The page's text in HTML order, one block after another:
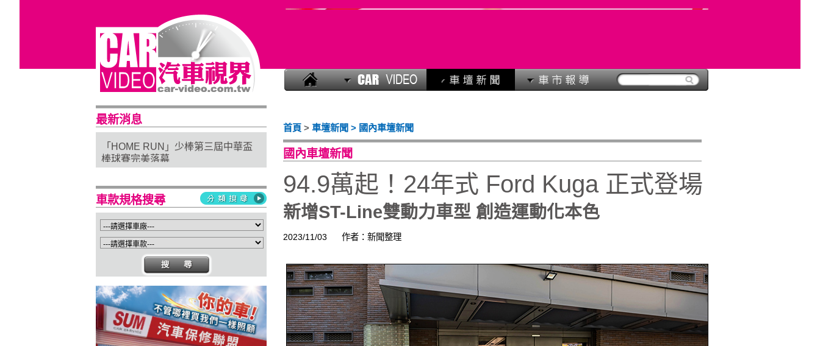
最新消息
普利司通穩馭前行 四大系列改款齊發
進化未來
「HOME RUN」少棒第三屆中華盃
棒球賽完美落幕
亞太首座 Stellantis Brand House 據
Suzuki 新北土城旗艦店盛大開幕
Isuzu屏東2S新據點開幕 強化南台灣
服務網絡
車款規格搜尋
首頁 > 車壇新聞 > 國內車壇新聞
國內車壇新聞
94.9萬起！24年式 Ford Kuga 正式登場
新增ST-Line雙動力車型 創造運動化本色
2023/11/03 作者：新聞整理